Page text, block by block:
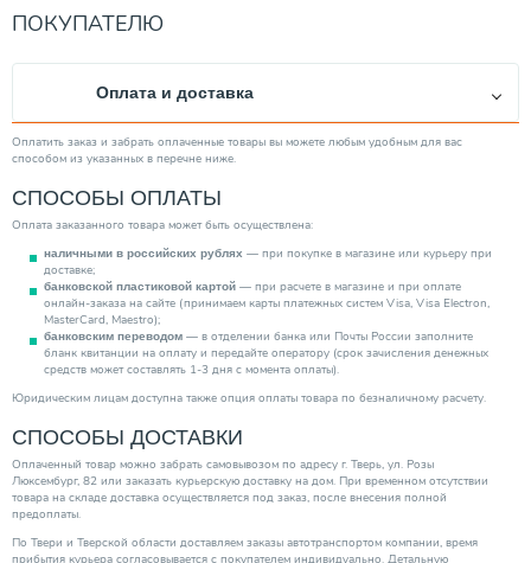
Производитель
ПОКУПАТЕЛЮ
Оплата и доставка
Оплатить заказ и забрать оплаченные товары вы можете любым удобным для вас
способом из указанных в перечне ниже.
СПОСОБЫ ОПЛАТЫ
Оплата заказанного товара может быть осуществлена:
наличными в российских рублях — при покупке в магазине или курьеру при
доставке;
банковской пластиковой картой — при расчете в магазине и при оплате
онлайн-заказа на сайте (принимаем карты платежных систем Visa, Visa Electron,
MasterCard, Maestro);
банковским переводом — в отделении банка или Почты России заполните
бланк квитанции на оплату и передайте оператору (срок зачисления денежных
средств может составлять 1-3 дня с момента оплаты).
Юридическим лицам доступна также опция оплаты товара по безналичному расчету.
СПОСОБЫ ДОСТАВКИ
Оплаченный товар можно забрать самовывозом по адресу г. Тверь, ул. Розы
Люксембург, 82 или заказать курьерскую доставку на дом. При временном отсутствии
товара на складе доставка осуществляется под заказ, после внесения полной
предоплаты.
По Твери и Тверской области доставляем заказы автотранспортом компании, время
прибытия курьера согласовывается с покупателем индивидуально. Детальную